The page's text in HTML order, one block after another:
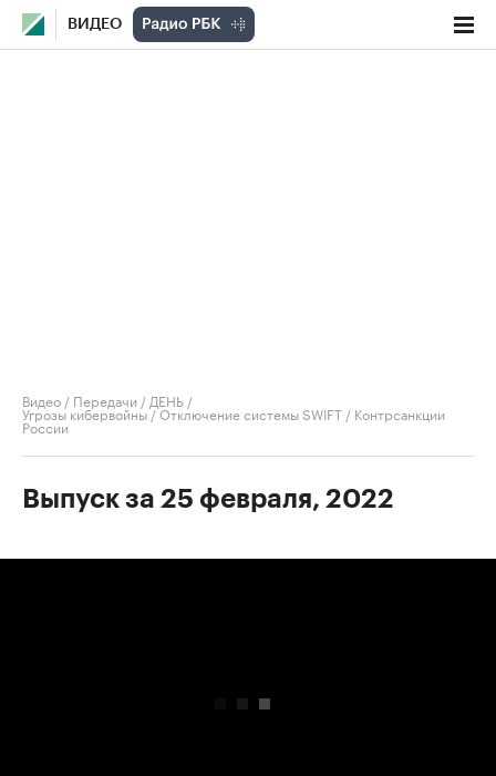
ВИДЕО
Видео / Передачи / ДЕНЬ /
Угрозы кибервойны / Отключение системы SWIFT / Контрсанкции
России
Выпуск за 25 февраля, 2022